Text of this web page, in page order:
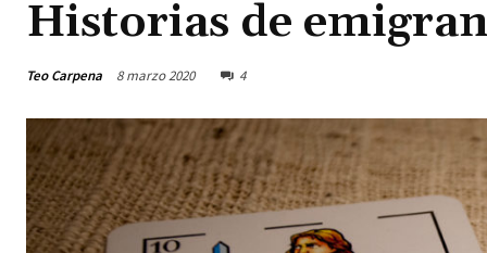
Historias de
Teo Carpena 8 marzo 2020 4